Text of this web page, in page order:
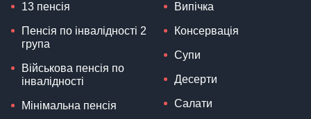
13 пенсія
Пенсія по інвалідності 2
група
Військова пенсія по
інвалідності
Мінімальна пенсія
Випічка
Консервація
Супи
Десерти
Салати